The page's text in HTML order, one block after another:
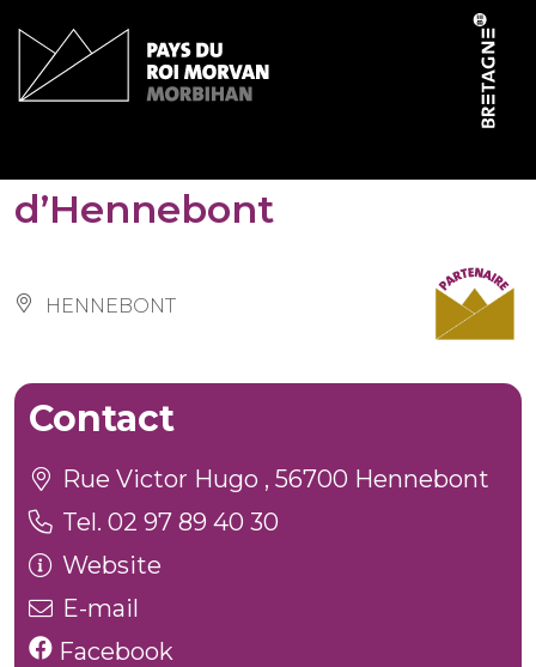
d’Hennebont
HENNEBONT
Contact
Rue Victor Hugo , 56700 Hennebont
Tel. 02 97 89 40 30
Website
E-mail
Facebook